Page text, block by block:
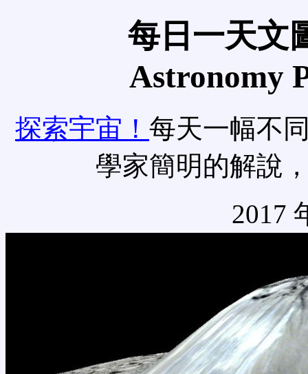
每日一天文
Astronomy
探索宇宙！ 每天一幅不
學家簡明的解說
2017